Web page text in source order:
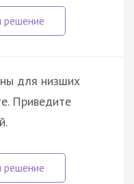
для низших
Приведите